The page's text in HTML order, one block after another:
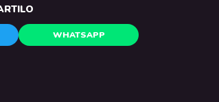
WHATSAPP